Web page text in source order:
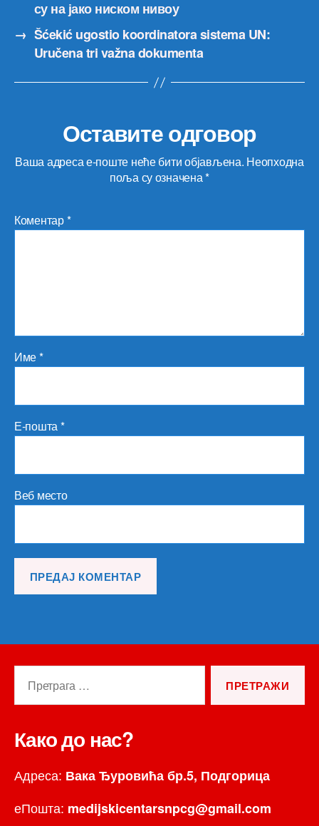
су на јако ниском нивоу
→ Šćekić ugostio koordinatora sistema UN:
Uručena tri važna dokumenta
Оставите одговор
Ваша адреса е-поште неће бити објављена. Неопходна
поља су означена*
Коментар*
Име*
Е-пошта*
Веб место
Како до нас?
Адреса: Вака Ђуровића бр.5, Подгорица
еПошта: medijskicentarsnpcg@gmail.com